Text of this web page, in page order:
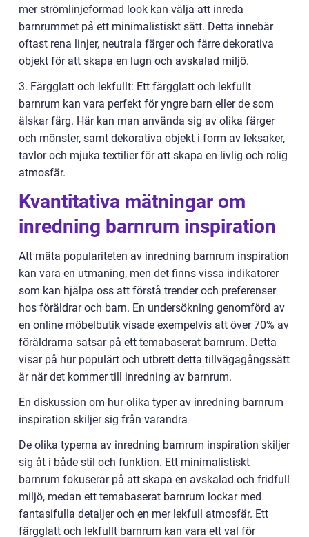
mer strömlinjeformad look kan välja att inreda
barnrummet på ett minimalistiskt sätt. Detta innebär
oftast rena linjer, neutrala färger och färre dekorativa
objekt för att skapa en lugn och avskalad miljö.
3. Färgglatt och lekfullt: Ett färgglatt och lekfullt
barnrum kan vara perfekt för yngre barn eller de som
älskar färg. Här kan man använda sig av olika färger
och mönster, samt dekorativa objekt i form av leksaker,
tavlor och mjuka textilier för att skapa en livlig och rolig
atmosfär.
Kvantitativa mätningar om
inredning barnrum inspiration
Att mäta populariteten av inredning barnrum inspiration
kan vara en utmaning, men det finns vissa indikatorer
som kan hjälpa oss att förstå trender och preferenser
hos föräldrar och barn. En undersökning genomförd av
en online möbelbutik visade exempelvis att över 70% av
föräldrarna satsar på ett temabaserat barnrum. Detta
visar på hur populärt och utbrett detta tillvägagångssätt
är när det kommer till inredning av barnrum.
En diskussion om hur olika typer av inredning barnrum
inspiration skiljer sig från varandra
De olika typerna av inredning barnrum inspiration skiljer
sig åt i både stil och funktion. Ett minimalistiskt
barnrum fokuserar på att skapa en avskalad och fridfull
miljö, medan ett temabaserat barnrum lockar med
fantasifulla detaljer och en mer lekfull atmosfär. Ett
färgglatt och lekfullt barnrum kan vara ett val för